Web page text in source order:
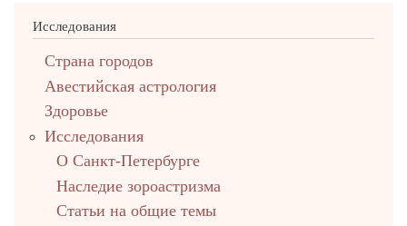
Исследования
Страна городов
Авестийская астрология
Здоровье
Исследования
О Санкт-Петербурге
Наследие зороастризма
Cтатьи на общие темы